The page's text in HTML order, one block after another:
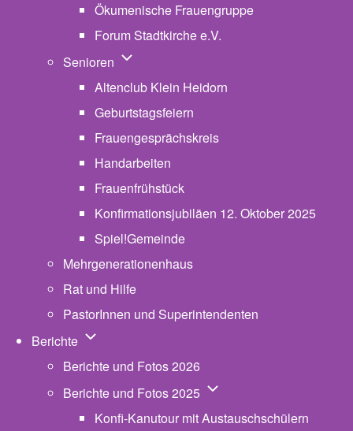
Ökumenische Frauengruppe
Forum Stadtkirche e.V.
Senioren Unternavigation von Senioren
Altenclub Klein Heidorn
Geburtstagsfeiern
Frauengesprächskreis
Handarbeiten
Frauenfrühstück
Konfirmationsjubiläen 12. Oktober 2025
Spiel!Gemeinde
Mehrgenerationenhaus
Rat und Hilfe
PastorInnen und Superintendenten
Berichte Unternavigation von Berichte
Berichte und Fotos 2026
Berichte und Fotos 2025 Unternavigation von
Konfi-Kanutour mit Austauschschülern